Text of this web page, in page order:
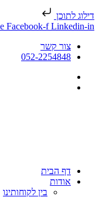
דילוג לתוכן
Facebook-f Linkedin-in
צור קשר
052-2254848
דף הבית
אודות
בין לקוחותינו